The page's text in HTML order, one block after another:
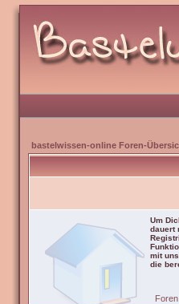
bastelwissen-online Foren-
Um
dauert
mit
die